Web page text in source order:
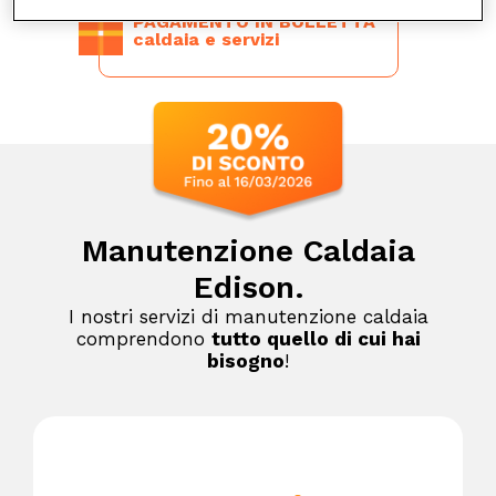
PAGAMENTO IN BOLLETTA
caldaia e servizi
Manutenzione Caldaia
Edison.
I nostri servizi di manutenzione caldaia
comprendono tutto quello di cui hai
bisogno!